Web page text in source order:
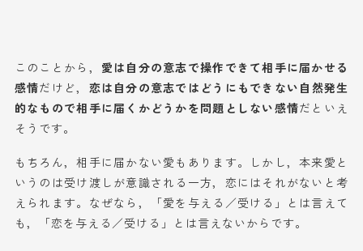
このことから， 愛は自分の意志で操作できて相手に届かせる
感情だけど， 恋は自分の意志ではどうにもできない自然発生
的なもので相手に届くかどうかを問題としない感情だといえ
そうです。
もちろん，相手に届かない愛もあります。しかし，本来愛と
いうのは受け渡しが意識される一方，恋にはそれがないと考
えられます。なぜなら，「愛を与える／受ける」とは言えて
も，「恋を与える／受ける」とは言えないからです。